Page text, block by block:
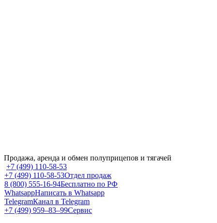
Продажа, аренда и обмен полуприцепов и тягачей
+7 (499) 110-58-53
+7 (499) 110-58-53Отдел продаж
8 (800) 555-16-94Бесплатно по РФ
WhatsappНаписать в Whatsapp
TelegramКанал в Telegram
+7 (499) 959‒83‒99Сервис